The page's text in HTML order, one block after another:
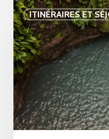
ITINÉRAIRES ET
Cascade
Guadeloupe
:
notre
aventure
insolite
à
la
cascade